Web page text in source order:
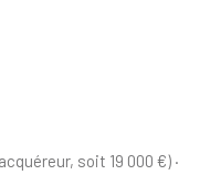
soit 19 000 €) ·